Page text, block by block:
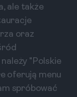
ale także
oraz
"Polskie
oferują menu
spróbować